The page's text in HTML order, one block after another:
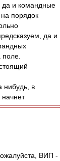
да и командные
порядок
да и
нибудь, в
ВИП -